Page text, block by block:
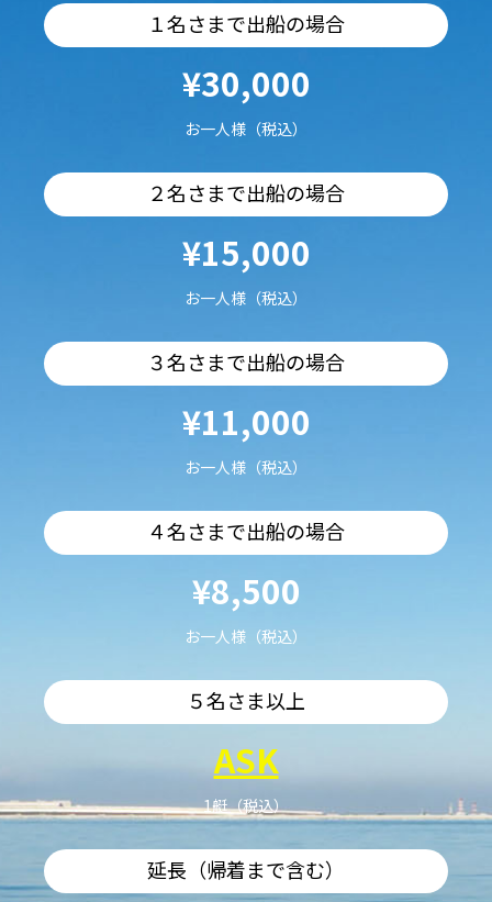
１名さまで出船の場合
¥30,000
お一人様（税込）
２名さまで出船の場合
¥15,000
お一人様（税込）
３名さまで出船の場合
¥11,000
お一人様（税込）
４名さまで出船の場合
¥8,500
お一人様（税込）
５名さま以上
ASK
1艇（税込）
延長（帰着まで含む）